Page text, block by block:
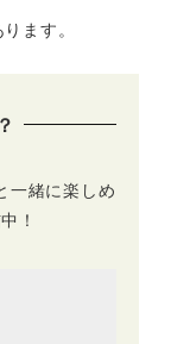
ます。
一緒に楽しめ
！